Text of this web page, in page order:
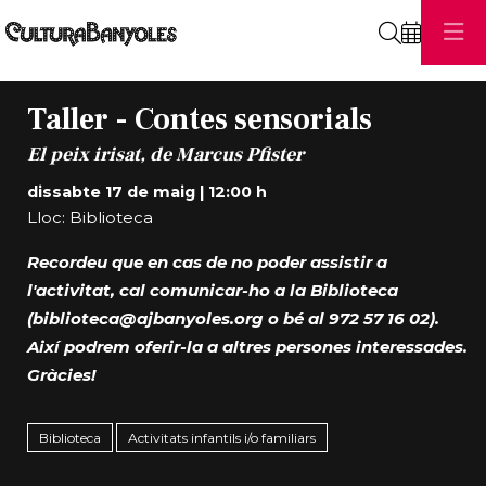
Taller - Contes sensorials
El peix irisat, de Marcus Pfister
dissabte 17 de maig| 12:00 h
Lloc: Biblioteca
Recordeu que en cas de no poder assistir a
l'activitat, cal comunicar-ho a la Biblioteca
(biblioteca@ajbanyoles.org o bé al 972 57 16 02).
Així podrem oferir-la a altres persones interessades.
Gràcies!
Biblioteca Activitats infantils i/o familiars